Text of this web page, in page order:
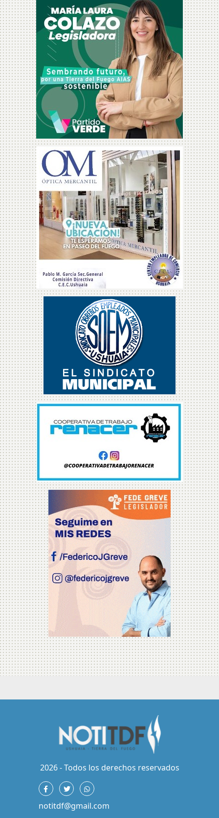
2026 - Todos los derechos reservados
notitdf@gmail.com